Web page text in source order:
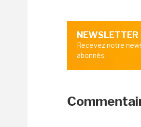
NEWSLETTER
Recevez notre
abonnés